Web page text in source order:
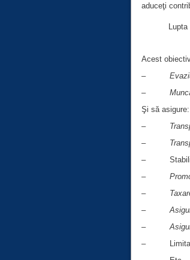
aduceţi
Acest
–
–
Şi să asigure:
–
–
–
–
–
–
–
– Limitarea